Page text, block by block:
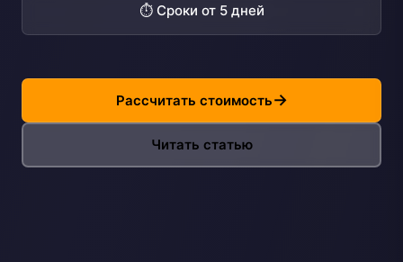
⏱ Сроки от 5 дней
Рассчитать стоимость
Читать статью